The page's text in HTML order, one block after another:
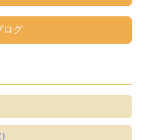
ログ